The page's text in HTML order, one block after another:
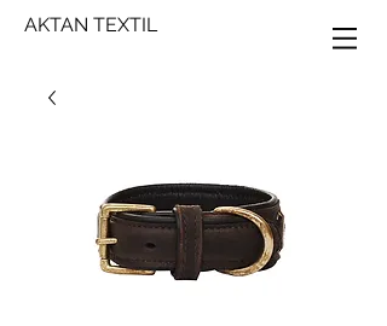
AKTAN TEXTIL